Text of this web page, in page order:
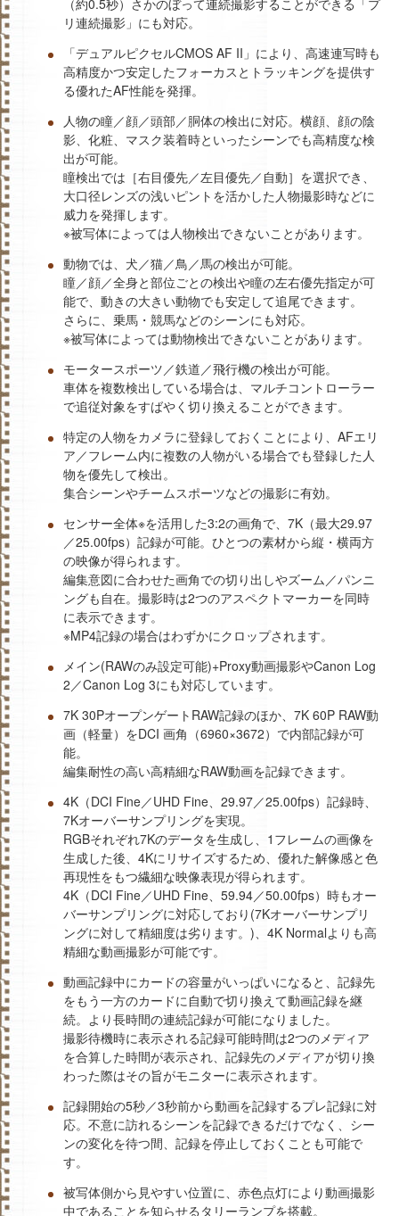
（約0.5秒）さかのぼって連続撮影することができる「プ
リ連続撮影」にも対応。
「デュアルピクセルCMOS AF II」により、高速連写時も
高精度かつ安定したフォーカスとトラッキングを提供す
る優れたAF性能を発揮。
人物の瞳／顔／頭部／胴体の検出に対応。横顔、顔の陰
影、化粧、マスク装着時といったシーンでも高精度な検
出が可能。
瞳検出では［右目優先／左目優先／自動］を選択でき、
大口径レンズの浅いピントを活かした人物撮影時などに
威力を発揮します。
※被写体によっては人物検出できないことがあります。
動物では、犬／猫／鳥／馬の検出が可能。
瞳／顔／全身と部位ごとの検出や瞳の左右優先指定が可
能で、動きの大きい動物でも安定して追尾できます。
さらに、乗馬・競馬などのシーンにも対応。
※被写体によっては動物検出できないことがあります。
モータースポーツ／鉄道／飛行機の検出が可能。
車体を複数検出している場合は、マルチコントローラー
で追従対象をすばやく切り換えることができます。
特定の人物をカメラに登録しておくことにより、AFエリ
ア／フレーム内に複数の人物がいる場合でも登録した人
物を優先して検出。
集合シーンやチームスポーツなどの撮影に有効。
センサー全体※を活用した3:2の画角で、7K（最大29.97
／25.00fps）記録が可能。ひとつの素材から縦・横両方
の映像が得られます。
編集意図に合わせた画角での切り出しやズーム／パンニ
ングも自在。撮影時は2つのアスペクトマーカーを同時
に表示できます。
※MP4記録の場合はわずかにクロップされます。
メイン(RAWのみ設定可能)+Proxy動画撮影やCanon Log
2／Canon Log 3にも対応しています。
7K 30PオープンゲートRAW記録のほか、7K 60P RAW動
画（軽量）をDCI 画角（6960×3672）で内部記録が可
能。
編集耐性の高い高精細なRAW動画を記録できます。
4K（DCI Fine／UHD Fine、29.97／25.00fps）記録時、
7Kオーバーサンプリングを実現。
RGBそれぞれ7Kのデータを生成し、1フレームの画像を
生成した後、4Kにリサイズするため、優れた解像感と色
再現性をもつ繊細な映像表現が得られます。
4K（DCI Fine／UHD Fine、59.94／50.00fps）時もオー
バーサンプリングに対応しており(7Kオーバーサンプリ
ングに対して精細度は劣ります。)、4K Normalよりも高
精細な動画撮影が可能です。
動画記録中にカードの容量がいっぱいになると、記録先
をもう一方のカードに自動で切り換えて動画記録を継
続。より長時間の連続記録が可能になりました。
撮影待機時に表示される記録可能時間は2つのメディア
を合算した時間が表示され、記録先のメディアが切り換
わった際はその旨がモニターに表示されます。
記録開始の5秒／3秒前から動画を記録するプレ記録に対
応。不意に訪れるシーンを記録できるだけでなく、シー
ンの変化を待つ間、記録を停止しておくことも可能で
す。
被写体側から見やすい位置に、赤色点灯により動画撮影
中であることを知らせるタリーランプを搭載。